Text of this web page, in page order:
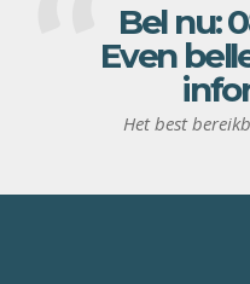
Bel nu:
Even
Het best